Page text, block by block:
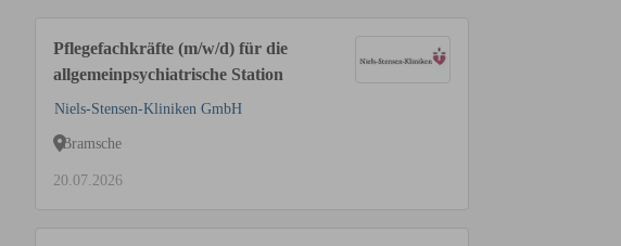
Pflegefachkräfte (m/w/d) für die
allgemeinpsychiatrische Station
Niels-Stensen-Kliniken GmbH
Bramsche
20.07.2026